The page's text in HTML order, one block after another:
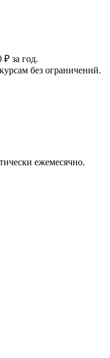
за год.
без ограничений.
ежемесячно.